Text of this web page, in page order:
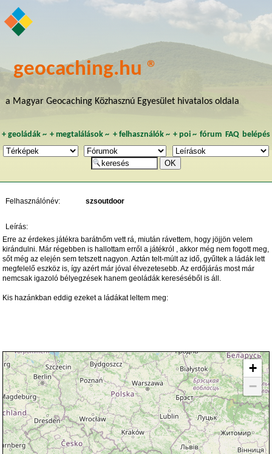
geocaching.hu ®
a Magyar Geocaching Közhasznú Egyesület hivatalos oldala
+ geoládák~ +megtalálások ~ + felhasználók~ + poi~ fórum FAQ belépés
Felhasználónév: szsoutdoor
Leírás:
Erre az érdekes játékra barátnőm vett rá, miután rávettem, hogy jöjjön velem
kirándulni. Már régebben is hallottam erről a játékról , akkor még nem fogott meg,
sőt még az elején sem tetszett nagyon. Aztán telt-múlt az idő, gyűltek a ládák lett
megfelelő eszköz is, így azért már jóval élvezetesebb. Az erdőjárás most már
nemcsak igazoló bélyegzések hanem geoládák kereséséből is áll.
Kis hazánkban eddig ezeket a ládákat leltem meg:
+
−